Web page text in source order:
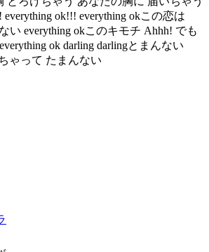
ok!!! everything okこの恋は
い everything okこのキモチ Ahhh! でも
ok darling darlingとまんない
ゃって たまんない